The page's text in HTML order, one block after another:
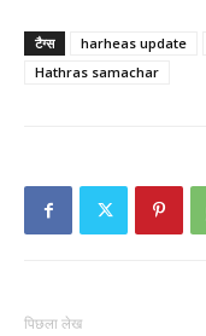
टैग्स harheas update
Hathras samachar
पिछला लेख